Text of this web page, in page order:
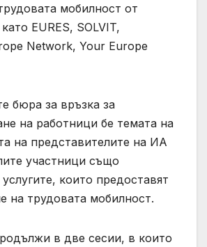
мобилност от
EURES, SOLVIT,
Network, Your Europe
бюра за връзка за
на работници бе темата на
на представителите на ИА
участници също
които предоставят
на трудовата мобилност.
в две сесии, в които